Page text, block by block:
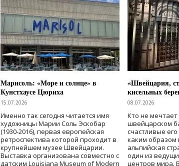
Марисоль: «Море и солнце» в
Кунстхаусе Цюриха
15.07.2026
Именно так сегодня читается имя
художницы Марии Соль Эскобар
(1930-2016), первая европейская
ретроспектива которой проходит в
крупнейшем музее Швейцарии.
Выставка организована совместно с
датским Louisiana Museum of Modern
«Швейцария,
кисельных
08.07.2026
Кто не мечтает
швейцарском
счастливые
каким образом
альпийская
один из
центров мира.